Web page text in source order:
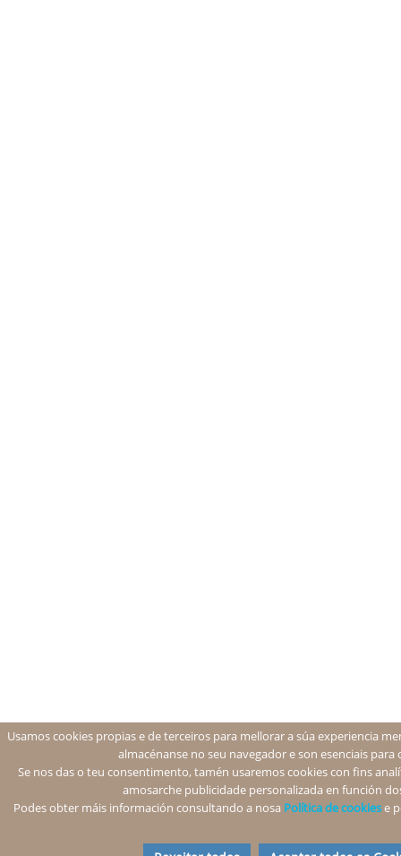
Usamos cookies propias e de terceiros para mellorar a súa experiencia
almacénanse no seu navegador e son esenciais
Se nos das o teu consentimento, tamén usaremos cookies con fins
amosarche publicidade personalizada en función
Podes obter máis información consultando a nosa Política de cookiese